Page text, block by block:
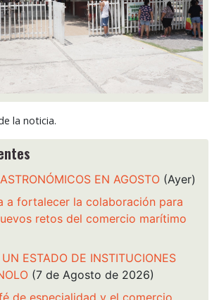
la noticia.
EN AGOSTO (Ayer)
a fortalecer la colaboración para
retos del comercio marítimo
ESTADO DE INSTITUCIONES
(7 de Agosto de 2026)